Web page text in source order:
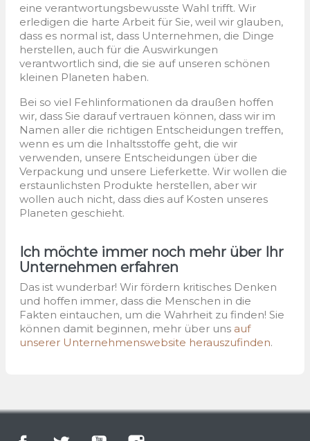
eine verantwortungsbewusste Wahl trifft. Wir
erledigen die harte Arbeit für Sie, weil wir glauben,
dass es normal ist, dass Unternehmen, die Dinge
herstellen, auch für die Auswirkungen
verantwortlich sind, die sie auf unseren schönen
kleinen Planeten haben.
Bei so viel Fehlinformationen da draußen hoffen
wir, dass Sie darauf vertrauen können, dass wir im
Namen aller die richtigen Entscheidungen treffen,
wenn es um die Inhaltsstoffe geht, die wir
verwenden, unsere Entscheidungen über die
Verpackung und unsere Lieferkette. Wir wollen die
erstaunlichsten Produkte herstellen, aber wir
wollen auch nicht, dass dies auf Kosten unseres
Planeten geschieht.
Ich möchte immer noch mehr über Ihr
Unternehmen erfahren
Das ist wunderbar! Wir fördern kritisches Denken
und hoffen immer, dass die Menschen in die
Fakten eintauchen, um die Wahrheit zu finden! Sie
können damit beginnen, mehr über uns auf
unserer Unternehmenswebsite herauszufinden.